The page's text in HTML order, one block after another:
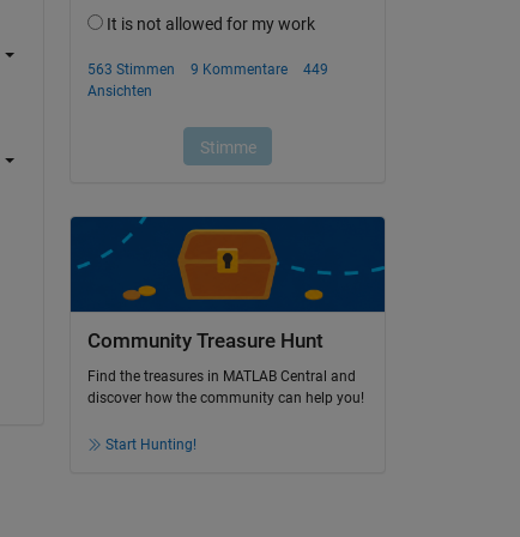
Community Treasure Hunt
Find the treasures in MATLAB Central and
discover how the community can help you!
Start Hunting!